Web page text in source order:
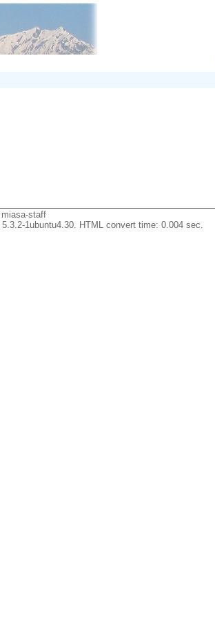
miasa-staff
1ubuntu4.30. HTML convert time: 0.004 sec.